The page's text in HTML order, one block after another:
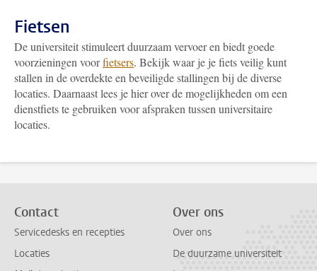
Fietsen
De universiteit stimuleert duurzaam vervoer en biedt goede
voorzieningen voorfietsers. Bekijk waar je je fiets veilig kunt
stallen in de overdekte en beveiligde stallingen bij de diverse
locaties. Daarnaast lees je hier over de mogelijkheden om een
dienstfiets te gebruiken voor afspraken tussen universitaire
locaties.
Contact
Servicedesks en recepties
Locaties
Over ons
Over ons
De duurzame universiteit